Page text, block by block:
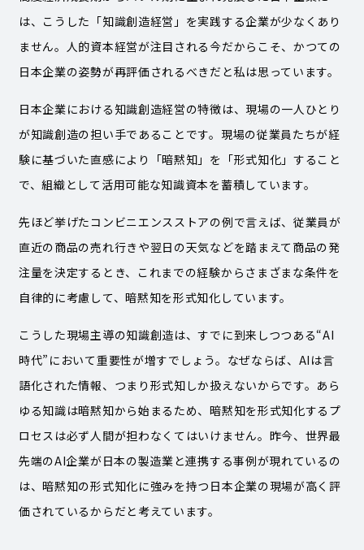
は、こうした「知識創造経営」を実践する企業が少なくあり
ません。人的資本経営が注目される今だからこそ、かつての
日本企業の姿勢が再評価されるべきだと私は思っています。
日本企業における知識創造経営の特徴は、現場の一人ひとり
が知識創造の担い手であることです。現場の従業員たちが経
験に基づいた直感により「暗黙知」を「形式知化」すること
で、組織として活用可能な知識資本を蓄積しています。
先ほど挙げたコンビニエンスストアの例で言えば、従業員が
直近の商品の売れ行きや翌日の天気などを踏まえて商品の発
注量を決定するとき、これまでの経験からさまざまな条件を
自律的に考慮して、暗黙知を形式知化しています。
こうした現場主導の知識創造は、すでに到来しつつある“AI
時代”において重要性が増すでしょう。なぜならば、AIは言
語化された情報、つまり形式知しか扱えないからです。あら
ゆる知識は暗黙知から始まるため、暗黙知を形式知化するプ
ロセスは必ず人間が担わなくてはいけません。昨今、世界最
先端のAI企業が日本の製造業と連携する事例が現れているの
は、暗黙知の形式知化に強みを持つ日本企業の現場が高く評
価されているからだと考えています。